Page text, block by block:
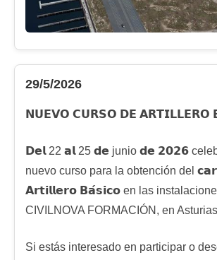
29/5/2026
𝗡𝗨𝗘𝗩𝗢 𝗖𝗨𝗥𝗦𝗢 𝗗𝗘 𝗔𝗥𝗧𝗜𝗟𝗟𝗘𝗥𝗢
𝗗𝗲𝗹 22 𝗮𝗹 25 𝗱𝗲 junio 𝗱𝗲 𝟮𝟬𝟮𝟲
nuevo curso para la obtención del
𝗔𝗿𝘁𝗶𝗹𝗹𝗲𝗿𝗼 𝗕𝗮́𝘀𝗶𝗰𝗼 en las
CIVILNOVA FORMACIÓN, en
Si estás interesado en participar o